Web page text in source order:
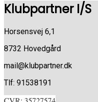
Klubpartner I/S
Horsensvej 6,1
8732 Hovedgård
mail@klubpartner.dk
Tlf: 91538191